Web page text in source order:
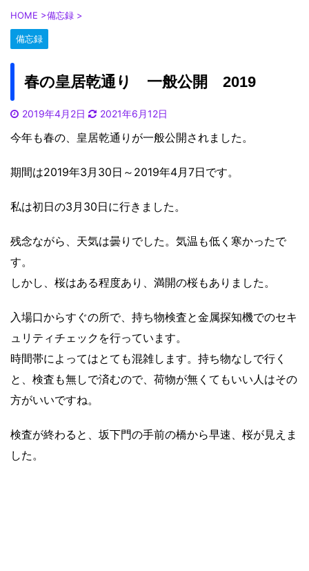
HOME >備忘録 >
備忘録
春の皇居乾通り 一般公開 2019
2019年4月2日 2021年6月12日
今年も春の、皇居乾通りが一般公開されました。
期間は2019年3月30日～2019年4月7日です。
私は初日の3月30日に行きました。
残念ながら、天気は曇りでした。気温も低く寒かったで
す。
しかし、桜はある程度あり、満開の桜もありました。
入場口からすぐの所で、持ち物検査と金属探知機でのセキ
ュリティチェックを行っています。
時間帯によってはとても混雑します。持ち物なしで行く
と、検査も無しで済むので、荷物が無くてもいい人はその
方がいいですね。
検査が終わると、坂下門の手前の橋から早速、桜が見えま
した。